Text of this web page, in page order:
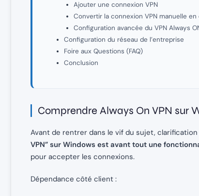
Ajouter une connexion VPN
Convertir la connexion VPN manuelle en
Configuration avancée du VPN Always
Configuration du réseau de l’entreprise
Foire aux Questions (FAQ)
Conclusion
Comprendre Always On VPN sur
Avant de rentrer dans le vif du sujet, clarification
VPN” sur Windows est avant tout une
pour accepter les connexions.
Dépendance côté client :